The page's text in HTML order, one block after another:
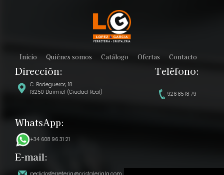
Inicio Quiénes somos Catálogo Ofertas Contacto
Dirección:
C. Bodegueros, 18.
13250 Daimiel (Ciudad Real)
Teléfono:
926 85 18 79
WhatsApp:
+34 608 96 31 21
E-mail: